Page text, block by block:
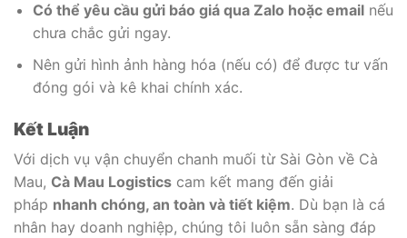
Có thể yêu cầu gửi báo giá qua Zalo hoặc emailnếu
chưa chắc gửi ngay.
Nên gửi hình ảnh hàng hóa (nếu có) để được tư vấn
đóng gói và kê khai chính xác.
Kết Luận
Với dịch vụ vận chuyển chanh muối từ Sài Gòn về Cà
Mau, Cà Mau Logistics cam kết mang đến giải
pháp nhanh chóng, an toàn và tiết kiệm. Dù bạn là cá
nhân hay doanh nghiệp, chúng tôi luôn sẵn sàng đáp